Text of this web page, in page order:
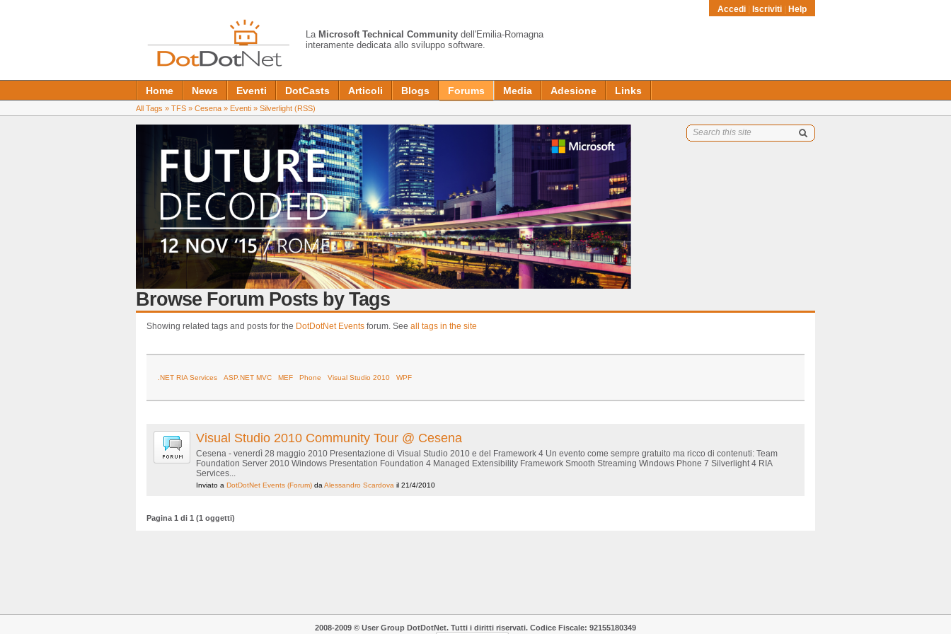
La Microsoft Technical Community dell'Emilia-Romagna
interamente dedicata allo sviluppo software.
Accedi Iscriviti Help
Home News Eventi DotCasts Articoli Blogs Forums Media Adesione Links
All Tags » TFS » Cesena » Eventi » Silverlight (RSS)
Browse Forum Posts by Tags
Showing related tags and posts for the DotDotNet Events forum. See all tags in the site
.NET RIA Services ASP.NET MVC MEF Phone Visual Studio 2010 WPF
Visual Studio 2010 Community Tour @ Cesena
Cesena - venerdì 28 maggio 2010 Presentazione di Visual Studio 2010 e del Framework 4 Un evento come sempre gratuito ma ricco di contenuti: Team
Foundation Server 2010 Windows Presentation Foundation 4 Managed Extensibility Framework Smooth Streaming Windows Phone 7 Silverlight 4 RIA
Services...
Inviato a DotDotNet Events (Forum) daAlessandro Scardova il 21/4/2010
Pagina 1 di 1 (1 oggetti)
2008-2009 © User Group DotDotNet. Tutti i diritti riservati. Codice Fiscale: 92155180349